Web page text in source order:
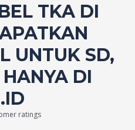
TKA DI
UNTUK SD,
DI
ratings